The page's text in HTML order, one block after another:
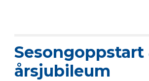
Sesongoppstart
årsjubileum